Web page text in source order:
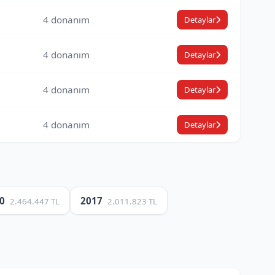
4 donanım Detaylar
4 donanım Detaylar
4 donanım Detaylar
4 donanım Detaylar
2.464.447 TL 2017 2.011.823 TL